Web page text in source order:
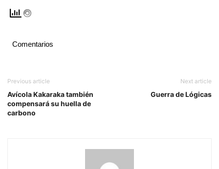
Comentarios
Previous article
Avícola Kakaraka también
compensará su huella de
carbono
Next article
Guerra de Lógicas